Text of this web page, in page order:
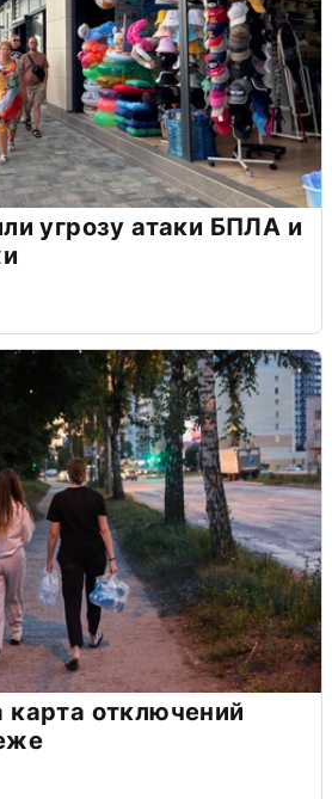
угрозу атаки БПЛА и
карта отключений